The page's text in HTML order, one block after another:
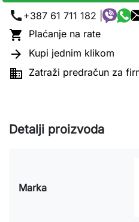
call +387 61 711 182 |
 Plaćanje na rate
 Kupi jednim klikom
 Zatraži predračun za
Detalji proizvoda
Marka